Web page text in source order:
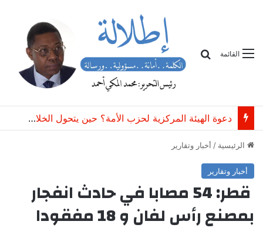
القائمة
دعوة الهيئة المركزية لحزب الأمة؟ حين يتحول الخلاف التنظيمي إلى خطر على وحدة الحزب
الرئيسية / أخبار وتقارير
أخبار وتقارير
قطر: 54 مصابا في حادث انفجار
بمصنع رأس لفان و 18 مفقودا